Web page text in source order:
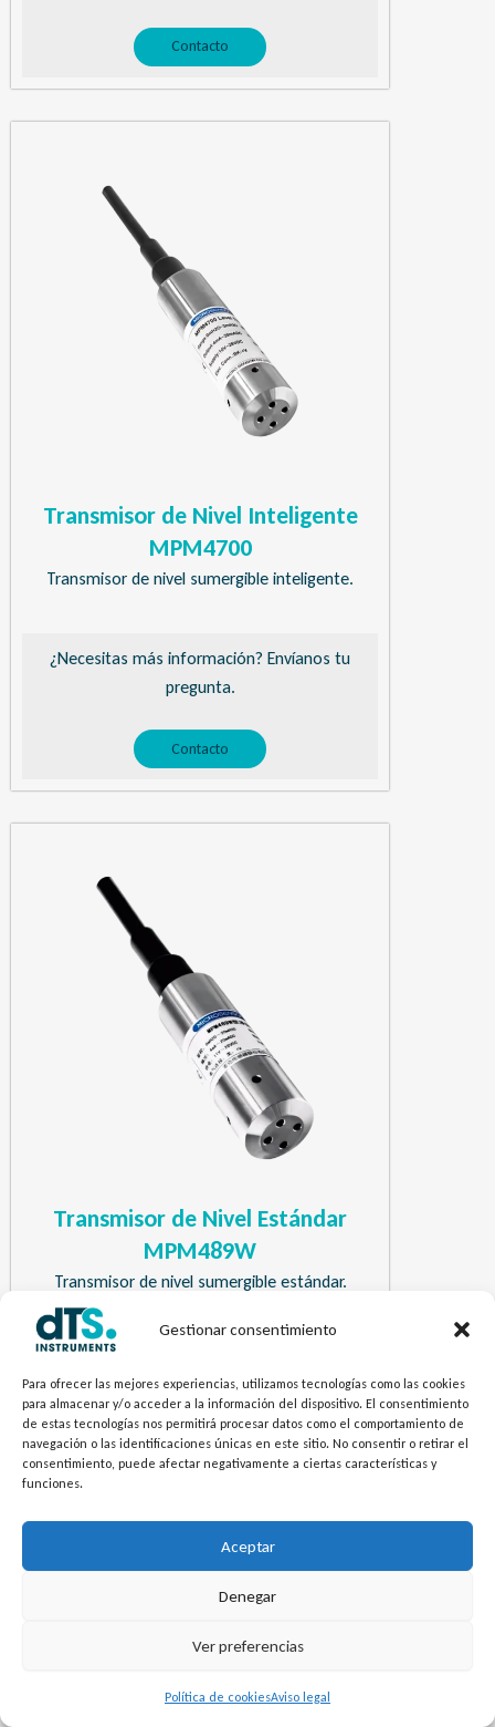
Gestionar consentimiento
Para ofrecer las mejores experiencias, utilizamos tecnologías como las cookies
para almacenar y/o acceder a la información del dispositivo. El consentimiento
de estas tecnologías nos permitirá procesar datos como el comportamiento de
navegación o las identificaciones únicas en este sitio. No consentir o retirar el
consentimiento, puede afectar negativamente a ciertas características y
funciones.
Aceptar
Denegar
Ver preferencias
Política de cookiesAviso legal
Contacto
Transmisor de Nivel Inteligente
MPM4700
Transmisor de nivel sumergible inteligente.
¿Necesitas más información? Envíanos tu
pregunta.
Contacto
Transmisor de Nivel Estándar
MPM489W
Transmisor de nivel sumergible estándar.
pregunta.
Contacto